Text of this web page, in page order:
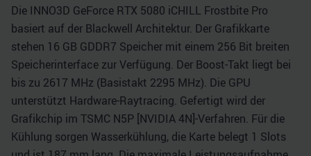
Die INNO3D GeForce RTX 5080 iCHILL Frostbite Pro
basiert auf der Blackwell Architektur. Der Grafikkarte
stehen 16 GB GDDR7 Speicher mit einem 256 Bit breiten
Speicherinterface zur Verfügung. Der Boost-Takt liegt bei
bis zu 2617 MHz (Basistakt 2295 MHz). Die GPU
unterstützt Hardware-Raytracing. Gefertigt wird der
Grafikchip im TSMC N5P [NVIDIA 4N]-Verfahren. Für die
Kühlung sorgen Wasserkühlung, die Karte belegt 1 Slots